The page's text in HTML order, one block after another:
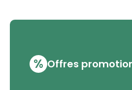
% Offres